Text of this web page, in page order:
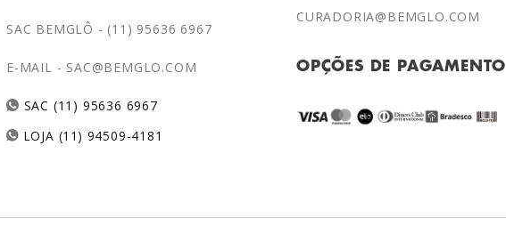
SAC BEMGLÔ - (11) 95636 6967
E-MAIL - SAC@BEMGLO.COM
SAC (11) 95636 6967
LOJA (11) 94509-4181
CURADORIA@BEMGLO.COM
OPÇÕES DE PAGAMENTO